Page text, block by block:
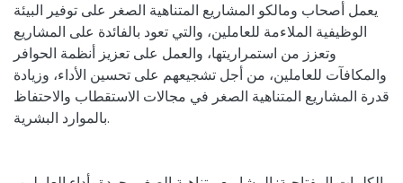
يعمل أصحاب ومالكو المشاريع المتناهية الصغر على توفير البيئة
الوظيفية الملاءمة للعاملين، والتي تعود بالفائدة على المشاريع
وتعزز من استمراريتها، والعمل على تعزيز أنظمة الحوافر
والمكافآت للعاملين، من أجل تشجيعهم على تحسين الأداء، وزيادة
قدرة المشاريع المتناهية الصغر في مجالات الاستقطاب والاحتفاظ
بالموارد البشرية.